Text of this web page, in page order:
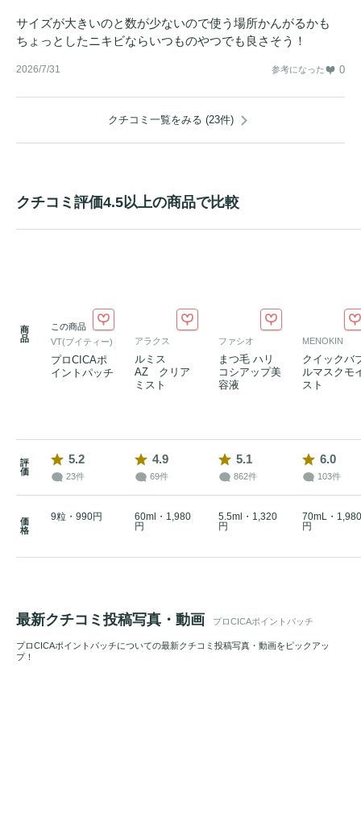
サイズが大きいのと数が少ないので使う場所かんがるかも
ちょっとしたニキビならいつものやつでも良さそう！
2026/7/31 参考になった 0
クチコミ一覧をみる (23件)
クチコミ評価4.5以上の商品で比較
商
品
この商品
VT(ブイティー)
プロCICAポ
イントパッチ
アラクス
ルミス
AZ クリア
ミスト
ファシオ
まつ毛 ハリ
コシアップ美
容液
MENOKIN
クイックバ
ルマスクモ
スト
評
価
5.2
23件
4.9
69件
5.1
862件
6.0
103件
価
格
9粒・990円
60ml・1,980
円
5.5ml・1,320
円
70mL・1,980
円
最新クチコミ投稿写真・動画 プロCICAポイントパッチ
プロCICAポイントパッチについての最新クチコミ投稿写真・動画をピックアッ
プ！